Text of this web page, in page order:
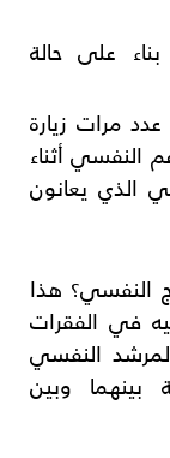
على حالة
مرات زيارة
النفسي أثناء
الذي يعانون
النفسي؟ هذا
في الفقرات
النفسي
بينهما وبين